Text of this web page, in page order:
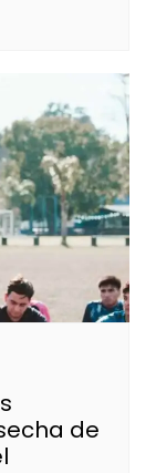
de